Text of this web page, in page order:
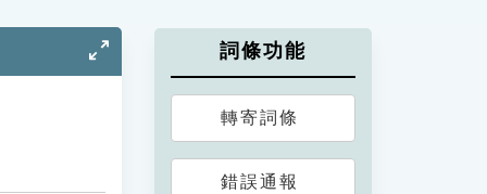
詞條功能
轉寄詞條
錯誤通報